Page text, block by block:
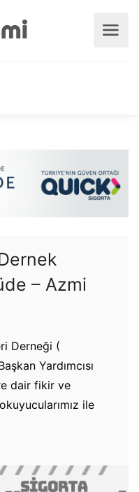
– Azmi
Derneği (
Yardımcısı
dair fikir ve
ile